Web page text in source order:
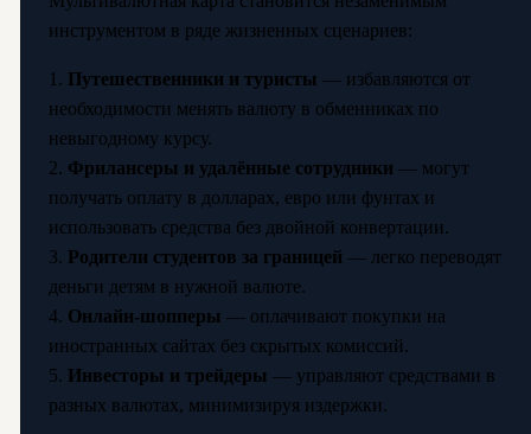
инструментом в ряде жизненных сценариев:
1. Путешественники и туристы — избавляются от
необходимости менять валюту в обменниках по
невыгодному курсу.
2. Фрилансеры и удалённые сотрудники — могут
получать оплату в долларах, евро или фунтах и
использовать средства без двойной конвертации.
3. Родители студентов за границей — легко переводят
деньги детям в нужной валюте.
4. Онлайн-шопперы — оплачивают покупки на
иностранных сайтах без скрытых комиссий.
5. Инвесторы и трейдеры — управляют средствами в
разных валютах, минимизируя издержки.